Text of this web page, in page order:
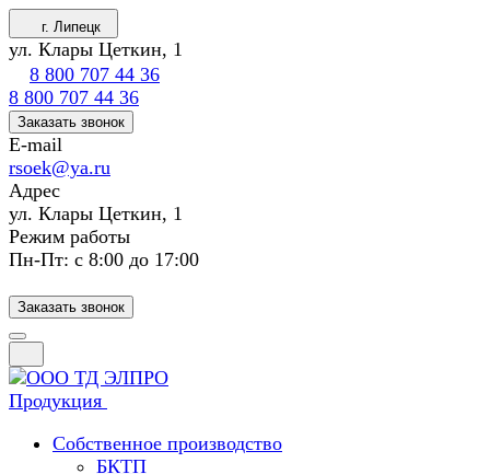
г. Липецк
ул. Клары Цеткин, 1
8 800 707 44 36
8 800 707 44 36
Заказать звонок
E-mail
rsoek@ya.ru
Адрес
ул. Клары Цеткин, 1
Режим работы
Пн-Пт: с 8:00 до 17:00
Заказать звонок
Продукция
Собственное производство
БКТП